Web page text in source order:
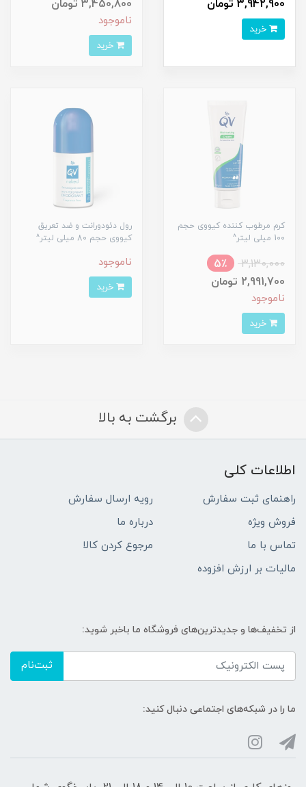
3,942,900 تومان
3,450,800 تومان
ناموجود
کرم مرطوب کننده کیووی حجم
100 میلی لیتر^
3,130,000
5٪
2,991,700 تومان
ناموجود
رول دئودورانت و ضد تعریق
کیووی حجم 80 میلی لیتر^
ناموجود
برگشت به بالا
اطلاعات کلی
راهنمای ثبت سفارش
رویه ارسال سفارش
فروش ویژه
درباره ما
تماس با ما
مرجوع کردن کالا
مالیات بر ارزش افزوده
از تخفیف‌ها و جدیدترین‌های فروشگاه ما باخبر شوید:
ثبت‌نام
ما را در شبکه‌های اجتماعی دنبال کنید: